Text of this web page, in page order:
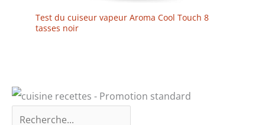
Test du cuiseur vapeur Aroma Cool Touch 8
tasses noir